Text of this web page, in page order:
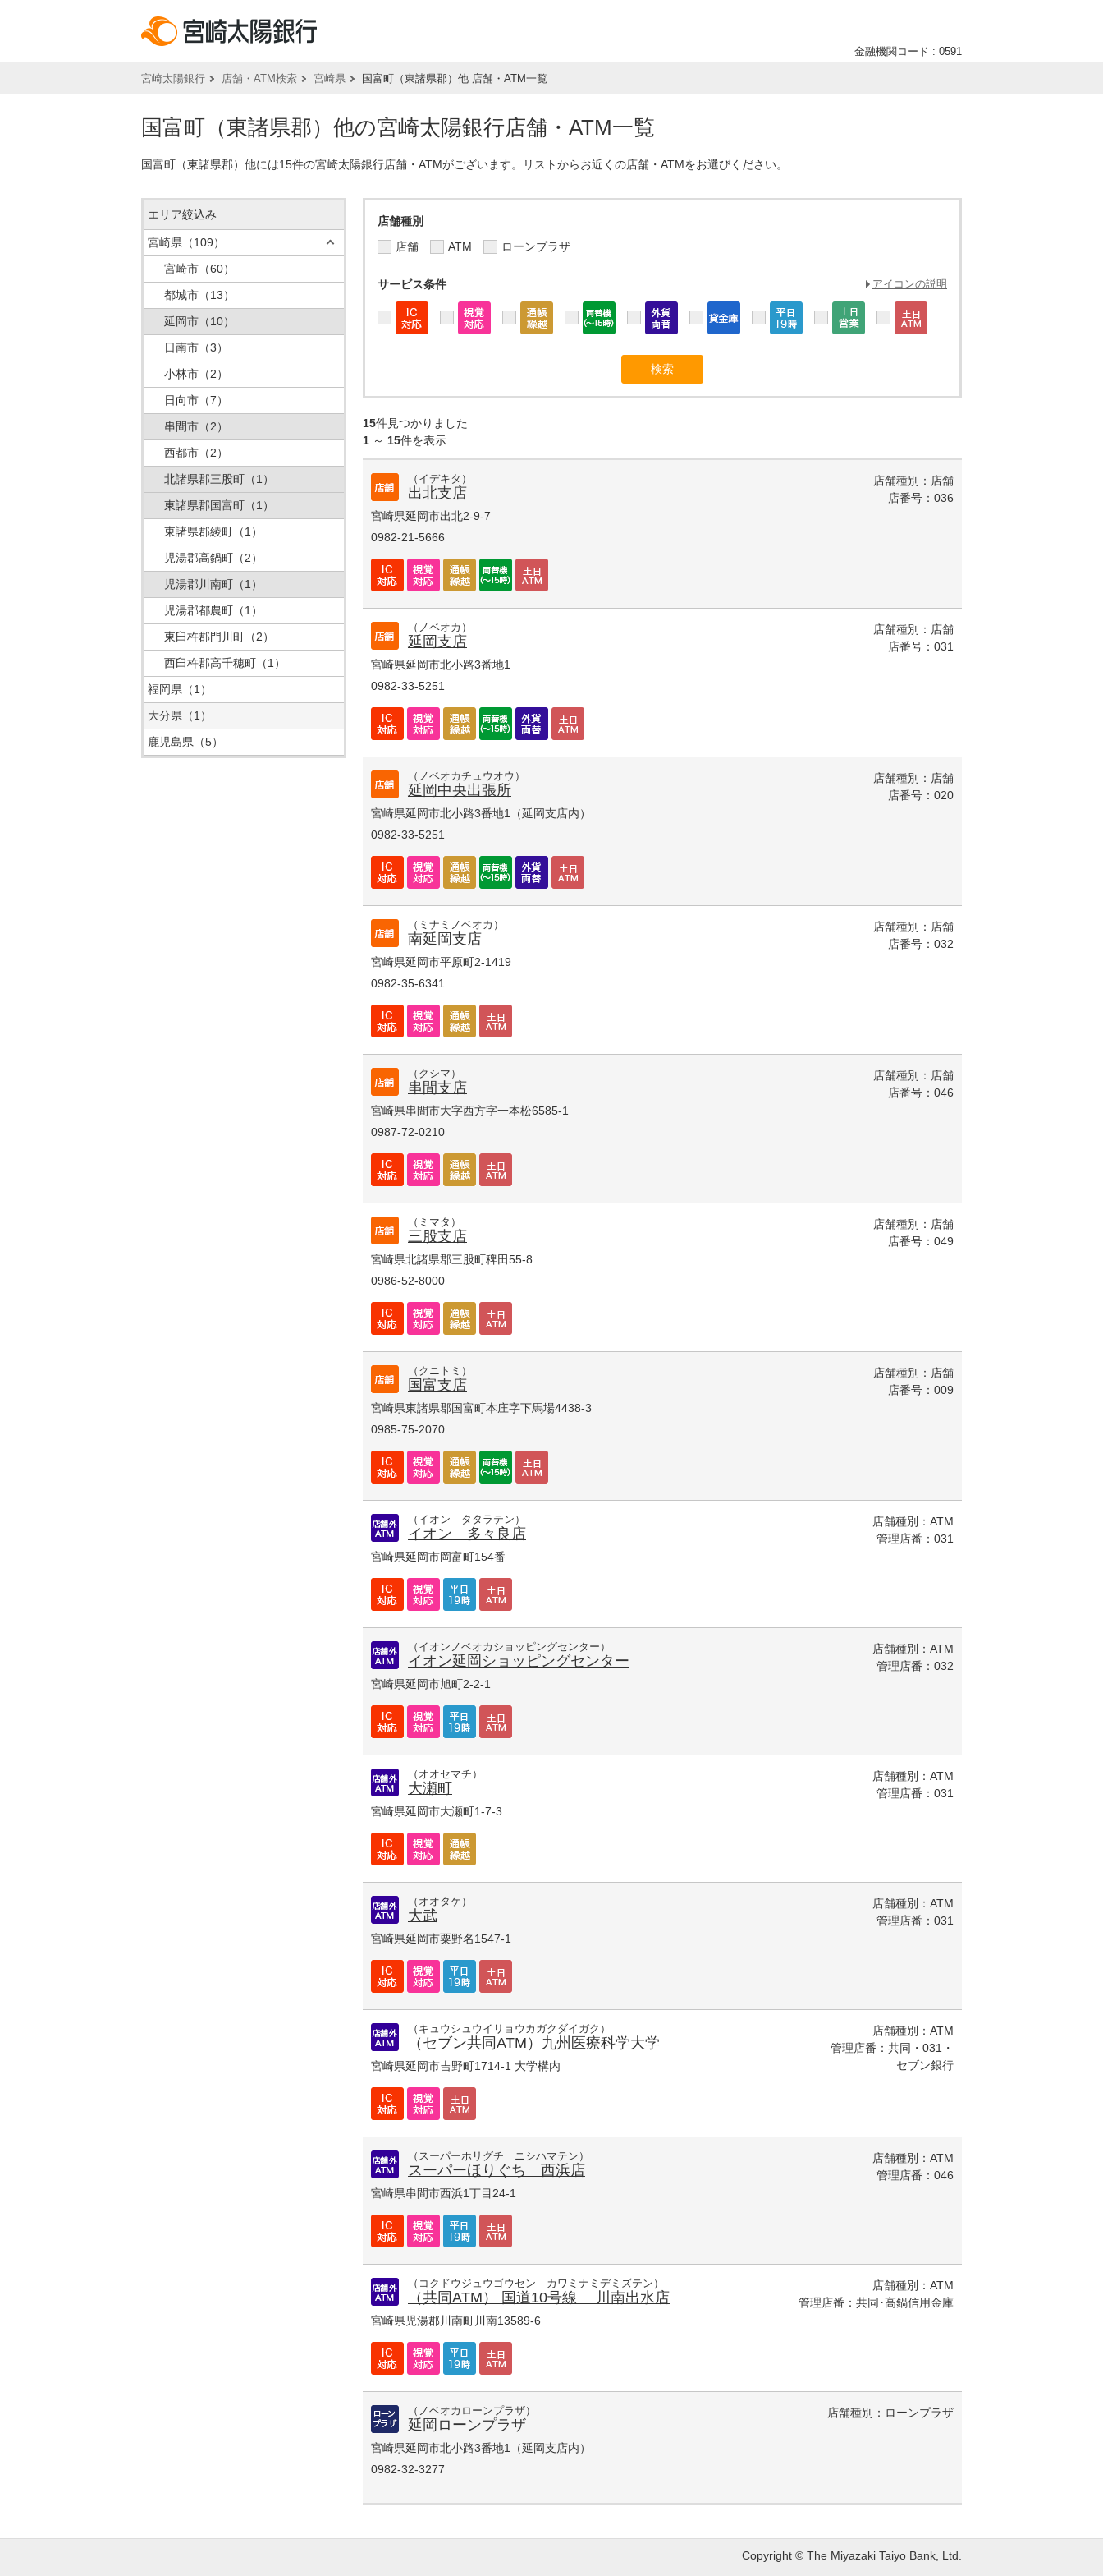
金融機関コード : 0591
宮崎太陽銀行 店舗・ATM検索 宮崎県 国富町（東諸県郡）他 店舗・ATM一覧
国富町（東諸県郡）他の宮崎太陽銀行店舗・ATM一覧
国富町（東諸県郡）他には15件の宮崎太陽銀行店舗・ATMがございます。リストからお近くの店舗・ATMをお選びください。
店舗種別
店舗
ATM ローンプラザ
サービス条件 アイコンの説明
15件見つかりました
1 ～ 15件を表示
（イデキタ）
出北支店
宮崎県延岡市出北2-9-7
0982-21-5666
店舗種別：店舗
店番号：036
（ノベオカ）
延岡支店
宮崎県延岡市北小路3番地1
0982-33-5251
店舗種別：店舗
店番号：031
（ノベオカチュウオウ）
延岡中央出張所
宮崎県延岡市北小路3番地1（延岡支店内）
0982-33-5251
店舗種別：店舗
店番号：020
（ミナミノベオカ）
南延岡支店
宮崎県延岡市平原町2-1419
0982-35-6341
店舗種別：店舗
店番号：032
（クシマ）
串間支店
宮崎県串間市大字西方字一本松6585-1
0987-72-0210
店舗種別：店舗
店番号：046
（ミマタ）
三股支店
宮崎県北諸県郡三股町稗田55-8
0986-52-8000
店舗種別：店舗
店番号：049
（クニトミ）
国富支店
宮崎県東諸県郡国富町本庄字下馬場4438-3
0985-75-2070
店舗種別：店舗
店番号：009
（イオン タタラテン）
イオン 多々良店
宮崎県延岡市岡富町154番
店舗種別：ATM
管理店番：031
（イオンノベオカショッピングセンター）
イオン延岡ショッピングセンター
宮崎県延岡市旭町2-2-1
店舗種別：ATM
管理店番：032
（オオセマチ）
大瀬町
宮崎県延岡市大瀬町1-7-3
店舗種別：ATM
管理店番：031
（オオタケ）
大武
宮崎県延岡市粟野名1547-1
店舗種別：ATM
管理店番：031
（キュウシュウイリョウカガクダイガク）
（セブン共同ATM）九州医療科学大学
宮崎県延岡市吉野町1714-1 大学構内
店舗種別：ATM
管理店番：共同・031・
セブン銀行
（スーパーホリグチ ニシハマテン）
スーパーほりぐち 西浜店
宮崎県串間市西浜1丁目24-1
店舗種別：ATM
管理店番：046
（コクドウジュウゴウセン カワミナミデミズテン）
（共同ATM） 国道10号線 川南出水店
宮崎県児湯郡川南町川南13589-6
店舗種別：ATM
管理店番：共同･高鍋信用金庫
（ノベオカローンプラザ）
延岡ローンプラザ
宮崎県延岡市北小路3番地1（延岡支店内）
0982-32-3277
店舗種別：ローンプラザ
エリア絞込み
宮崎県 （109）
宮崎市 （60）
都城市 （13）
延岡市 （10）
日南市 （3）
小林市 （2）
日向市 （7）
串間市 （2）
西都市 （2）
北諸県郡三股町 （1）
東諸県郡国富町 （1）
東諸県郡綾町 （1）
児湯郡高鍋町 （2）
児湯郡川南町 （1）
児湯郡都農町 （1）
東臼杵郡門川町 （2）
西臼杵郡高千穂町 （1）
福岡県 （1）
大分県 （1）
鹿児島県 （5）
Copyright © The Miyazaki Taiyo Bank, Ltd.